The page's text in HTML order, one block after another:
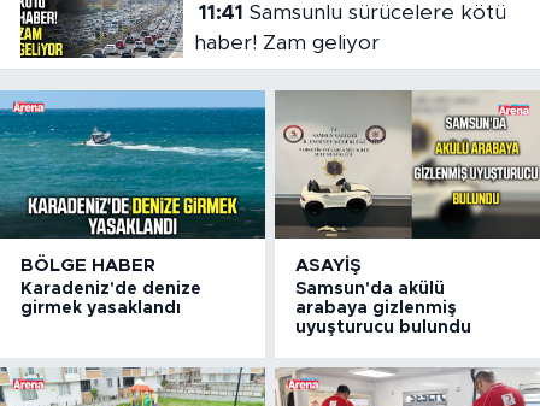
11:41
haber! Zam geliyor
BÖLGE HABER
Karadeniz'de denize
girmek yasaklandı
ASAYIŞ
Samsun'da akülü
arabaya gizlenmiş
uyuşturucu bulundu